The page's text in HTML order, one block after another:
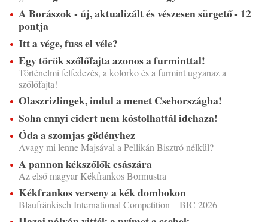
A Borászok - új, aktualizált és vészesen sürgető - 12
pontja
Itt a vége, fuss el véle?
Egy török szőlőfajta azonos a furminttal!
Történelmi felfedezés, a kolorko és a furmint ugyanaz a
szőlőfajta!
Olaszrizlingek, indul a menet Csehországba!
Soha ennyi cidert nem kóstolhattál idehaza!
Óda a szomjas gödényhez
Avagy mi lenne Majsával a Pellikán Bisztró nélkül?
A pannon kékszőlők császára
Az első magyar Kékfrankos Bormustra
Kékfrankos verseny a kék dombokon
Blaufränkisch International Competition – BIC 2026